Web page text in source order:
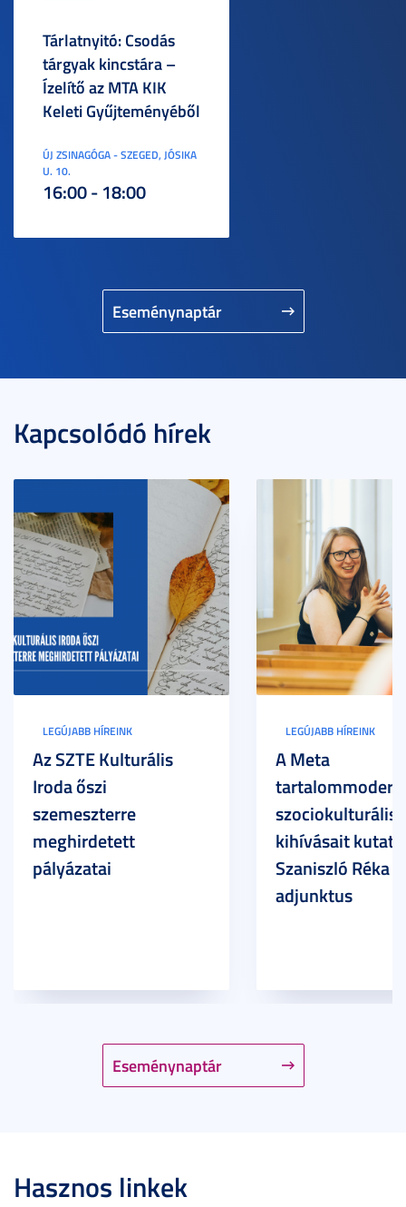
Eseménynaptár
Tárlatnyitó: Csodás
tárgyak kincstára –
Ízelítő az MTA KIK
Keleti Gyűjteményéből
ÚJ ZSINAGÓGA - SZEGED, JÓSIKA
U. 10.
16:00 - 18:00
Kapcsolódó hírek
Eseménynaptár
LEGÚJABB HÍREINK
Az SZTE Kulturális
Iroda őszi
szemeszterre
meghirdetett
pályázatai
LEGÚJABB HÍREINK
A Meta
szociokulturális
kihívásait
Szaniszló Réka
adjunktus
Hasznos linkek